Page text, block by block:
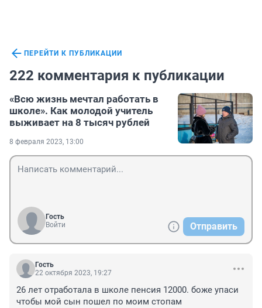
ПЕРЕЙТИ К ПУБЛИКАЦИИ
222 комментария к публикации
«Всю жизнь мечтал работать в
школе». Как молодой учитель
выживает на 8 тысяч рублей
8 февраля 2023, 13:00
Гость
Войти
Отправить
Гость
22 октября 2023, 19:27
26 лет отработала в школе пенсия 12000. боже упаси
чтобы мой сын пошел по моим стопам